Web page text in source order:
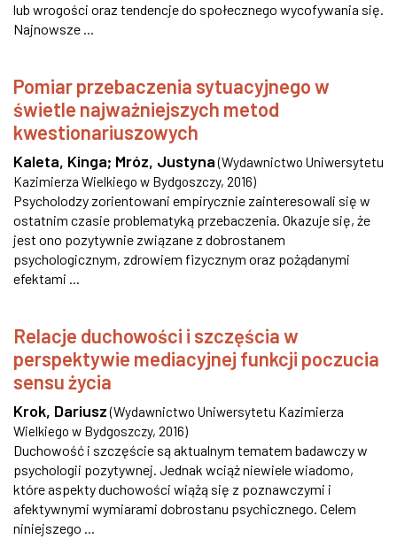
lub wrogości oraz tendencje do społecznego wycofywania się.
Najnowsze ...
Pomiar przebaczenia sytuacyjnego w
świetle najważniejszych metod
kwestionariuszowych
Kaleta, Kinga; Mróz, Justyna (Wydawnictwo Uniwersytetu
Kazimierza Wielkiego w Bydgoszczy, 2016)
Psycholodzy zorientowani empirycznie zainteresowali się w
ostatnim czasie problematyką przebaczenia. Okazuje się, że
jest ono pozytywnie związane z dobrostanem
psychologicznym, zdrowiem fizycznym oraz pożądanymi
efektami ...
Relacje duchowości i szczęścia w
perspektywie mediacyjnej funkcji poczucia
sensu życia
Krok, Dariusz (Wydawnictwo Uniwersytetu Kazimierza
Wielkiego w Bydgoszczy, 2016)
Duchowość i szczęście są aktualnym tematem badawczy w
psychologii pozytywnej. Jednak wciąż niewiele wiadomo,
które aspekty duchowości wiążą się z poznawczymi i
afektywnymi wymiarami dobrostanu psychicznego. Celem
niniejszego ...